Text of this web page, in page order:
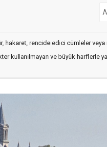
hakaret, rencide edici cümleler veya
kullanılmayan ve büyük harflerle